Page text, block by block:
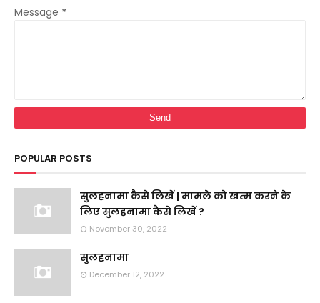
Message *
POPULAR POSTS
सुलहनामा कैसे लिखें | मामले को खत्म करने के
लिए सुलहनामा कैसे लिखें ?
November 30, 2022
सुलहनामा
December 12, 2022